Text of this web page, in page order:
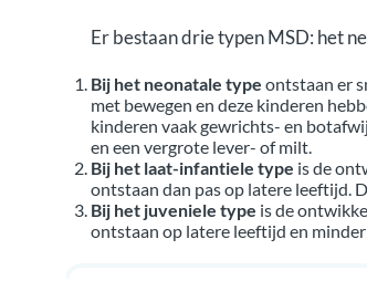
Er bestaan drie typen MSD: het
Bij het neonatale type ontstaan er
met bewegen en deze kinderen
kinderen vaak gewrichts- en
en een vergrote lever- of milt.
Bij het laat-infantiele type is de
ontstaan dan pas op latere leeftijd.
Bij het juveniele type is de
ontstaan op latere leeftijd en